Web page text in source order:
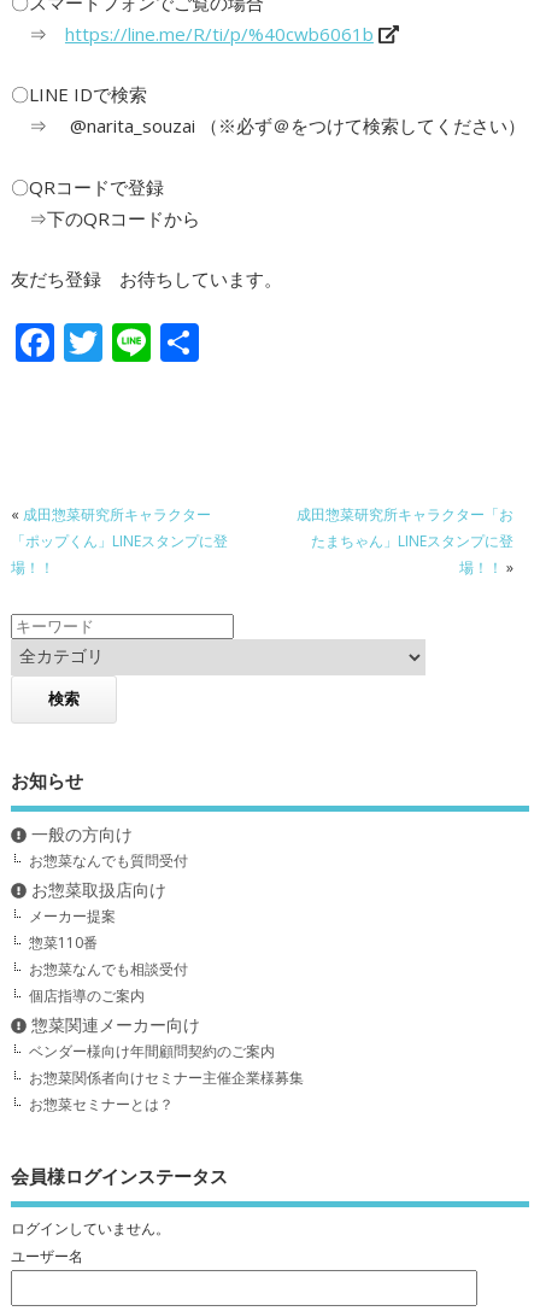
⇒ https://line.me/R/ti/p/%40cwb6061b
〇LINE IDで検索
⇒ @narita_souzai （※必ず＠をつけて検索してください）
〇QRコードで登録
⇒下のQRコードから
友だち登録 お待ちしています。
F
o
o
T Li 共
« 成田惣菜研究所キャラクター
「ポップくん」LINEスタンプに登
場！！
成田惣菜研究所キャラクター「お
たまちゃん」LINEスタンプに登
場！！ »
お知らせ
一般の方向け
お惣菜なんでも質問受付
お惣菜取扱店向け
メーカー提案
惣菜110番
お惣菜なんでも相談受付
個店指導のご案内
惣菜関連メーカー向け
ベンダー様向け年間顧問契約のご案内
お惣菜関係者向けセミナー主催企業様募集
お惣菜セミナーとは？
会員様ログインステータス
ログインしていません。
ユーザー名